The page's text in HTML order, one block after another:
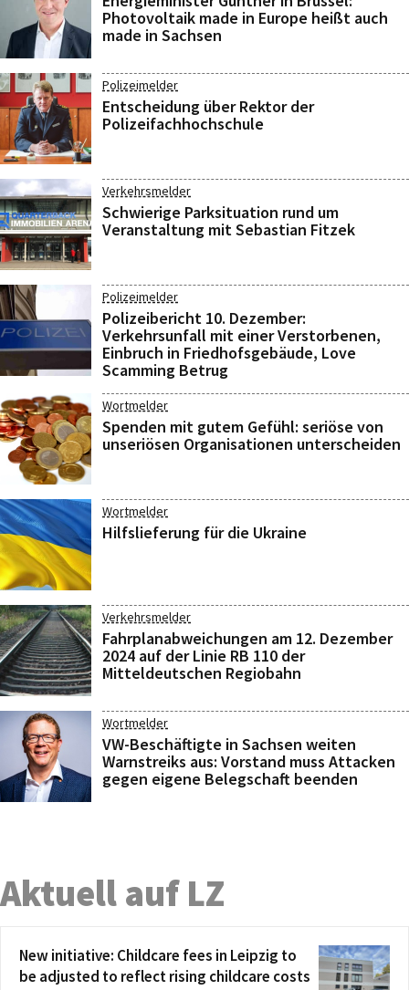
Photovoltaik made in Europe heißt auch
made in Sachsen
Polizeimelder
Entscheidung über Rektor der
Polizeifachhochschule
Verkehrsmelder
Schwierige Parksituation rund um
Veranstaltung mit Sebastian Fitzek
Polizeimelder
Polizeibericht 10. Dezember:
Verkehrsunfall mit einer Verstorbenen,
Einbruch in Friedhofsgebäude, Love
Scamming Betrug
Wortmelder
Spenden mit gutem Gefühl: seriöse von
unseriösen Organisationen unterscheiden
Wortmelder
Hilfslieferung für die Ukraine
Verkehrsmelder
Fahrplanabweichungen am 12. Dezember
2024 auf der Linie RB 110 der
Mitteldeutschen Regiobahn
Wortmelder
VW-Beschäftigte in Sachsen weiten
Warnstreiks aus: Vorstand muss Attacken
gegen eigene Belegschaft beenden
Aktuell auf LZ
New initiative: Childcare fees in Leipzig to
be adjusted to reflect rising childcare costs